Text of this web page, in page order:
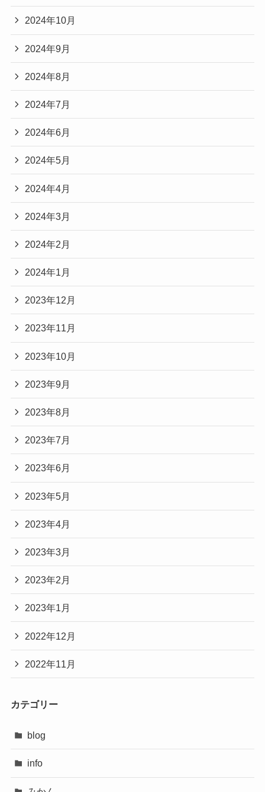
2024年10月
2024年9月
2024年8月
2024年7月
2024年6月
2024年5月
2024年4月
2024年3月
2024年2月
2024年1月
2023年12月
2023年11月
2023年10月
2023年9月
2023年8月
2023年7月
2023年6月
2023年5月
2023年4月
2023年3月
2023年2月
2023年1月
2022年12月
2022年11月
カテゴリー
blog
info